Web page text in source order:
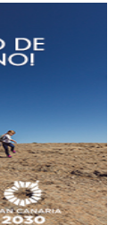
mes, es muy